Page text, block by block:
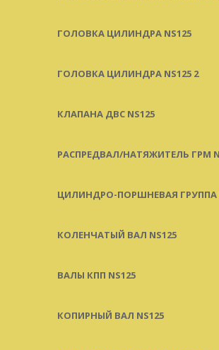
ГОЛОВКА ЦИЛИНДРА NS125
ГОЛОВКА ЦИЛИНДРА NS125 2
КЛАПАНА ДВС NS125
РАСПРЕДВАЛ/НАТЯЖИТЕЛЬ ГРМ
ЦИЛИНДРО-ПОРШНЕВАЯ ГРУППА
КОЛЕНЧАТЫЙ ВАЛ NS125
ВАЛЫ КПП NS125
КОПИРНЫЙ ВАЛ NS125